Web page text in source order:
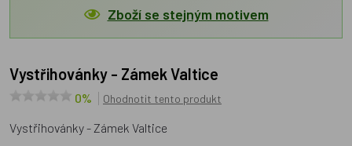
Zboží se stejným motivem
Vystřihovánky - Zámek Valtice
0% Ohodnotit tento produkt
Vystřihovánky - Zámek Valtice